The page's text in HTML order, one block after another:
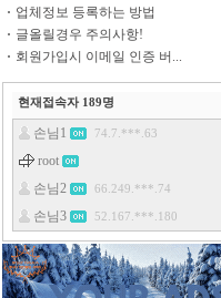
업체정보 등록하는 방법
글올릴경우 주의사항!
회원가입시 이메일 인증 버...
현재접속자 189명